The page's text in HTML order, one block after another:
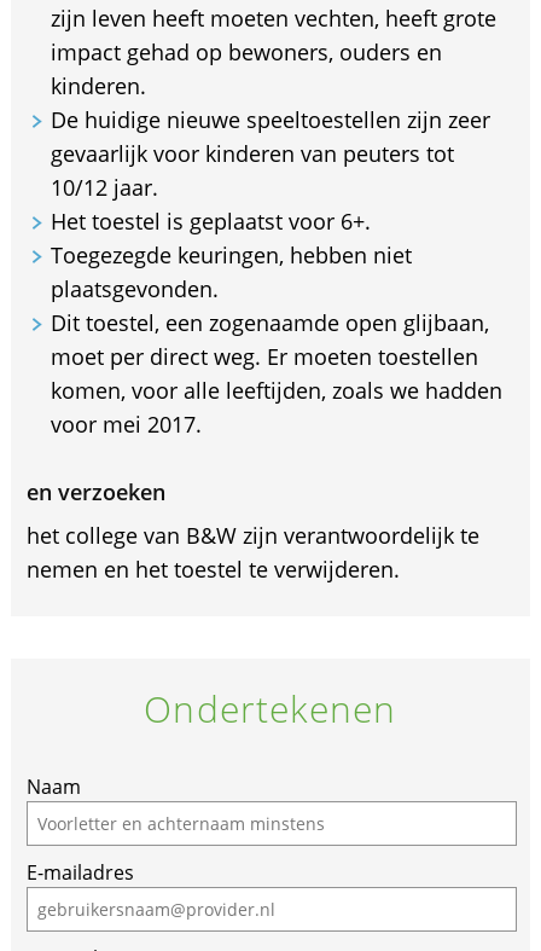
zijn leven heeft moeten vechten, heeft grote
impact gehad op bewoners, ouders en
kinderen.
De huidige nieuwe speeltoestellen zijn zeer
gevaarlijk voor kinderen van peuters tot
10/12 jaar.
Het toestel is geplaatst voor 6+.
Toegezegde keuringen, hebben niet
plaatsgevonden.
Dit toestel, een zogenaamde open glijbaan,
moet per direct weg. Er moeten toestellen
komen, voor alle leeftijden, zoals we hadden
voor mei 2017.
en verzoeken
het college van B&W zijn verantwoordelijk te
nemen en het toestel te verwijderen.
Ondertekenen
Naam
E-mailadres